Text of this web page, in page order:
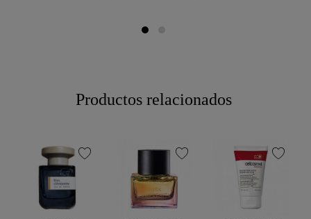
Productos relacionados